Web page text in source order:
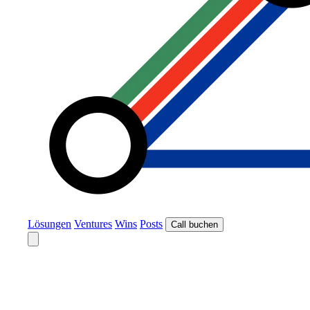
Lösungen Ventures Wins Posts Call buchen